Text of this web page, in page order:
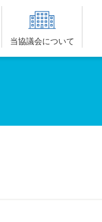
当協議会について